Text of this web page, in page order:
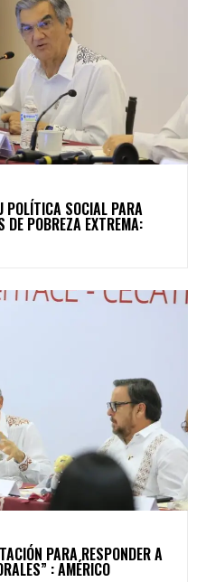
POLÍTICA SOCIAL PARA
DE POBREZA EXTREMA:
PARA RESPONDER A
: AMÉRICO